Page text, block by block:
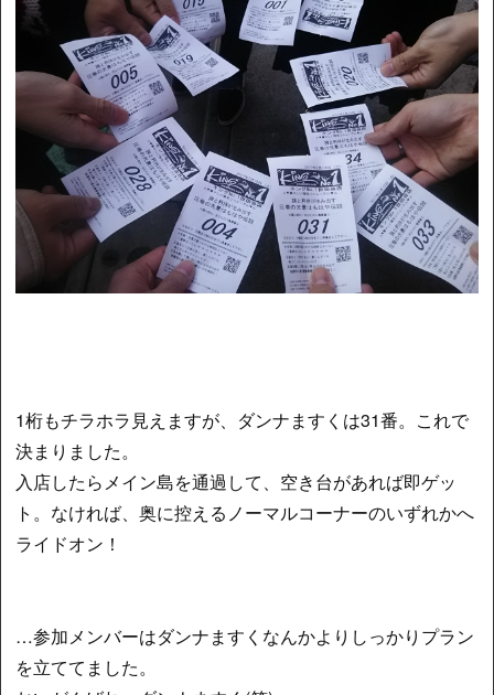
1桁もチラホラ見えますが、ダンナますくは31番。これで
決まりました。
入店したらメイン島を通過して、空き台があれば即ゲッ
ト。なければ、奥に控えるノーマルコーナーのいずれかへ
ライドオン！
…参加メンバーはダンナますくなんかよりしっかりプラン
を立ててました。